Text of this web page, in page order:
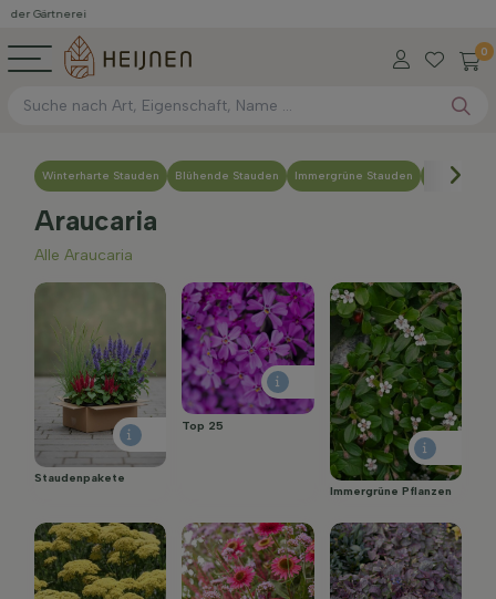
0
Winterharte Stauden Blühende Stauden Immergrüne Stauden
Araucaria
Alle Araucaria
Staudenpakete
Top 25
Immergrüne Pflanzen